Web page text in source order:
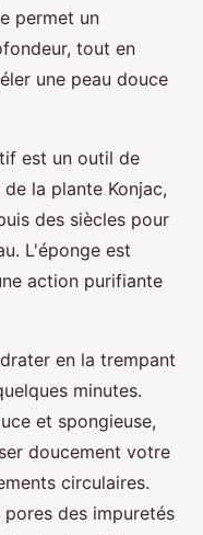
permet un
tout en
une peau douce
est un outil de
la plante Konjac,
des siècles pour
L'éponge est
action purifiante
en la trempant
minutes.
et spongieuse,
doucement votre
circulaires.
des impuretés